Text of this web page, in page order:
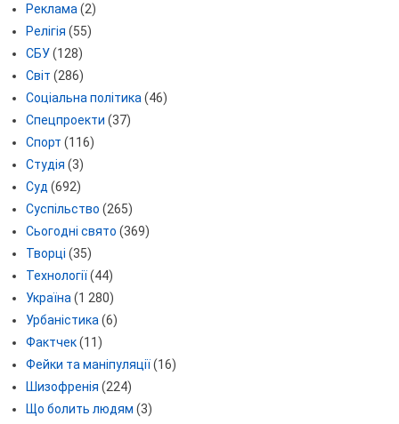
Реклама (2)
Релігія (55)
СБУ(128)
Світ (286)
Соціальна політика (46)
Спецпроекти (37)
Спорт (116)
Студія (3)
Суд (692)
Суспільство (265)
Сьогодні свято (369)
Творці (35)
Технології(44)
Україна (1 280)
Урбаністика (6)
Фактчек(11)
Фейки та маніпуляції(16)
Шизофренія (224)
Що болить людям (3)